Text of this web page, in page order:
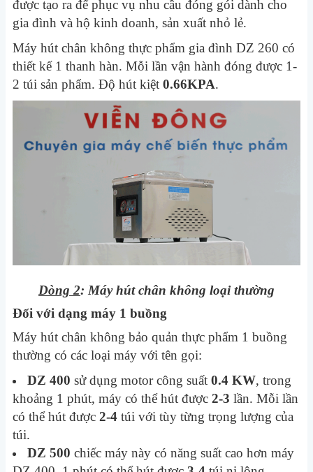
được tạo ra để phục vụ nhu cầu đóng gói dành cho
gia đình và hộ kinh doanh, sản xuất nhỏ lẻ.
Máy hút chân không thực phẩm gia đình DZ 260 có
thiết kế 1 thanh hàn. Mỗi lần vận hành đóng được 1-
2 túi sản phẩm. Độ hút kiệt 0.66KPA.
Dòng 2: Máy hút chân không loại thường
Đối với dạng máy 1 buồng
Máy hút chân không bảo quản thực phẩm 1 buồng
thường có các loại máy với tên gọi:
DZ 400 sử dụng motor công suất 0.4 KW, trong
khoảng 1 phút, máy có thể hút được 2-3 lần. Mỗi lần
có thể hút được 2-4 túi với tùy từng trọng lượng của
túi.
DZ 500 chiếc máy này có năng suất cao hơn máy